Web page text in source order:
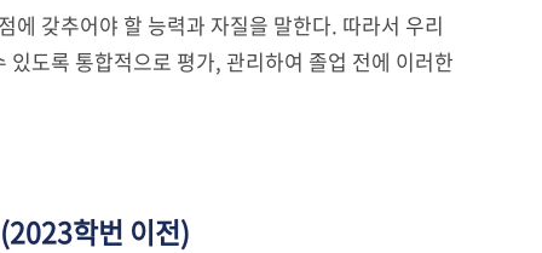
갖추어야 할 능력과 자질을 말한다. 따라서 우리
도록 통합적으로 평가, 관리하여 졸업 전에 이러한
학번 이전)